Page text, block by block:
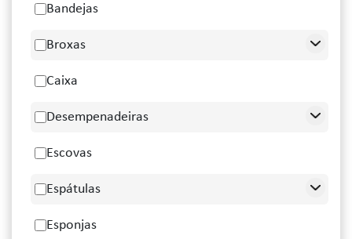
Bandejas
Broxas
Caixa
Desempenadeiras
Escovas
Espátulas
Esponjas